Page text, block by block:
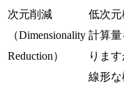
次元削減
（Dimensionality
Reduction）
低次元
計算
りま
線形な